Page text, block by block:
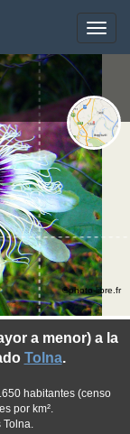
Toggle
a menor) a la
Tolna.
habitantes (censo
por km².
Tolna.
©photo-libre.fr
Toggle